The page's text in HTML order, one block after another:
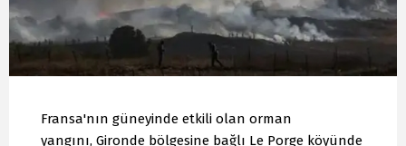
Fransa'nın güneyinde etkili olan orman
yangını, Gironde bölgesine bağlı Le Porge köyünde